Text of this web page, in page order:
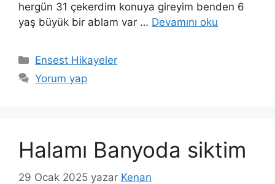
hergün 31 çekerdim konuya gireyim benden 6
yaş büyük bir ablam var … Devamını oku
Kategoriler
Ensest Hikayeler
Yorum yap
Halamı Banyoda siktim
29 Ocak 2025 yazar Kenan